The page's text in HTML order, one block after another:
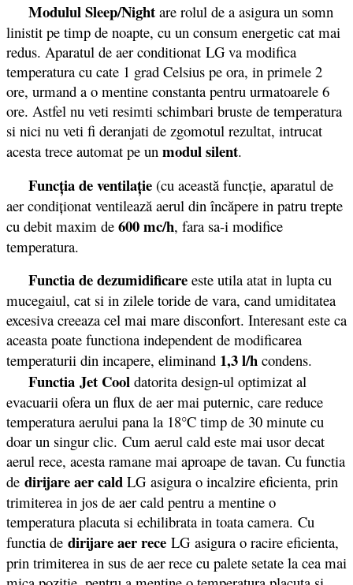
Modulul Sleep/Night are rolul de a asigura un somn
linistit pe timp de noapte, cu un consum energetic cat mai
redus. Aparatul de aer conditionat LG va modifica
temperatura cu cate 1 grad Celsius pe ora, in primele 2
ore, urmand a o mentine constanta pentru urmatoarele 6
ore. Astfel nu veti resimti schimbari bruste de temperatura
si nici nu veti fi deranjati de zgomotul rezultat, intrucat
acesta trece automat pe un modul silent.
Funcţia de ventilaţie (cu această funcţie, aparatul de
aer condiţionat ventilează aerul din încăpere in patru trepte
cu debit maxim de 600 mc/h, fara sa-i modifice
temperatura.
Functia de dezumidificare este utila atat in lupta cu
mucegaiul, cat si in zilele toride de vara, cand umiditatea
excesiva creeaza cel mai mare disconfort. Interesant este ca
aceasta poate functiona independent de modificarea
temperaturii din incapere, eliminand 1,3 l/h condens.
Functia Jet Cool datorita design-ul optimizat al
evacuarii ofera un flux de aer mai puternic, care reduce
temperatura aerului pana la 18°C timp de 30 minute cu
doar un singur clic. Cum aerul cald este mai usor decat
aerul rece, acesta ramane mai aproape de tavan. Cu functia
de dirijare aer cald LG asigura o incalzire eficienta, prin
trimiterea in jos de aer cald pentru a mentine o
temperatura placuta si echilibrata in toata camera. Cu
functia de dirijare aer rece LG asigura o racire eficienta,
prin trimiterea in sus de aer rece cu palete setate la cea mai